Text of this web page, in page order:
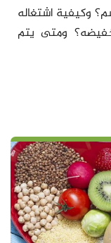
وكيفية اشتغاله
ومتى يتم